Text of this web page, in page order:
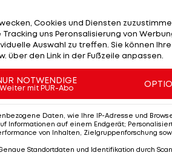
gewarnt. Der Umbruch mit Neo-
"Vielleicht haben wir uns auch
Säumel nach Gründen,
vor den Gegentoren und
mehr zu. "So darf man nicht in
Cookies und Diensten
Tracking uns Peronsalisierung von
Auswahl zu treffen. Sie können
den Link in der Fußzeile anpassen.
NOTWENDIGE
Weiter mit PUR-Abo
Daten, wie Ihre IP-Adresse und
Informationen auf einem Endgerät;
von Inhalten, Zielgruppenforschung
Standortdaten und Identifikation durch